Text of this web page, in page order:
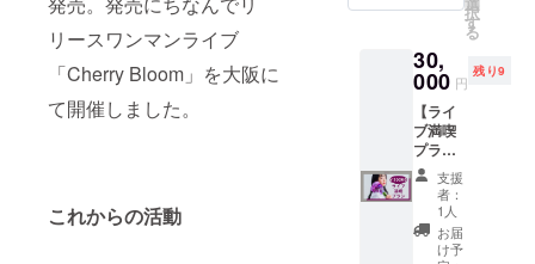
リースワンマンライブ
「Cherry Bloom」を大阪に
て開催しました。
これからの活動
持込み
を見つ
けた場
合は、
没収及
びチ
ケット
回収の
上、退
場とさ
せて頂
ます。
・紛失
や盗難
等の責
任は一
切負い
かねま
すので
予めご
了承下
さい。
リア) ⑥
オル (画
像参
照・サ
イズ：
340mm
×850m
m・素
材：綿
100%・
色：ホ
ワイ
提供し
ます。
※お席は
先着順
です。
※お客様
都合の
体調不
良等に
よる不
参加は
てお礼
を伝え
させて
くださ
い♪ ※備
考欄に
Acherie
から読
んでも
らいた
い名称
なオリ
を動画
で撮影
して
メール
にてお
送り。
Acherie
本人が
あなた
のリク
エスト
択
す
る
30,
000 円
残り9
【ライ
ブ満喫
プラ
ン】 リ
ターン
内容：
①ワン
マンラ
支援
者：
1人
お届
け予